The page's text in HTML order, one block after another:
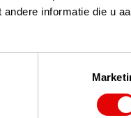
informatie die u